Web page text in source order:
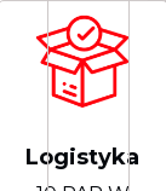
Logistyka